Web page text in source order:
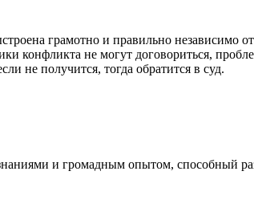
грамотно и правильно независимо
конфликта не могут договориться,
не получится, тогда обратится в суд.
и громадным опытом, способный